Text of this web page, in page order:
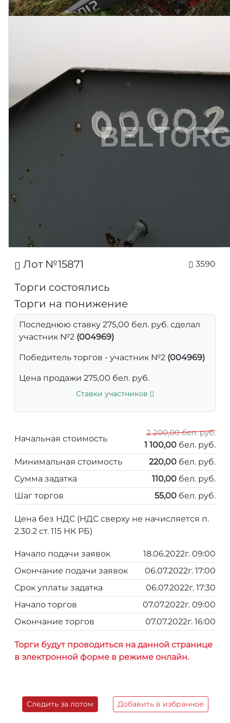
Лот №15871 3590
Торги состоялись
Торги на понижение
Последнюю ставку 275,00 бел. руб. сделал
участник №2 (004969)
Победитель торгов - участник №2 (004969)
Цена продажи 275,00 бел. руб.
Ставки участников
Начальная стоимость
2 200,00 бел. руб.
1 100,00 бел. руб.
Минимальная стоимость
220,00 бел. руб.
Сумма задатка
110,00 бел. руб.
Шаг торгов
55,00 бел. руб.
Цена без НДС (НДС сверху не начисляется п.
2.30.2 ст. 115 НК РБ)
Начало подачи заявок
18.06.2022г. 09:00
Окончание подачи заявок
06.07.2022г. 17:00
Срок уплаты задатка
06.07.2022г. 17:30
Начало торгов
07.07.2022г. 09:00
Окончание торгов
07.07.2022г. 16:00
Торги будут проводиться на данной странице
в электронной форме в режиме онлайн.
Следить за лотом Добавить в избранное